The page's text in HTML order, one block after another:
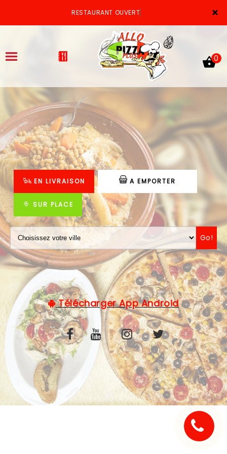
×
RESTAURANT OUVERT
ACCUEIL
LA CARTE
VOTRE COMPTE
NOTRE RESTAURANT
VOS AVIS
MENTIONS LÉGALES
0
EN LIVRAISON A EMPORTER
SUR PLACE
Go!
Télécharger App Android